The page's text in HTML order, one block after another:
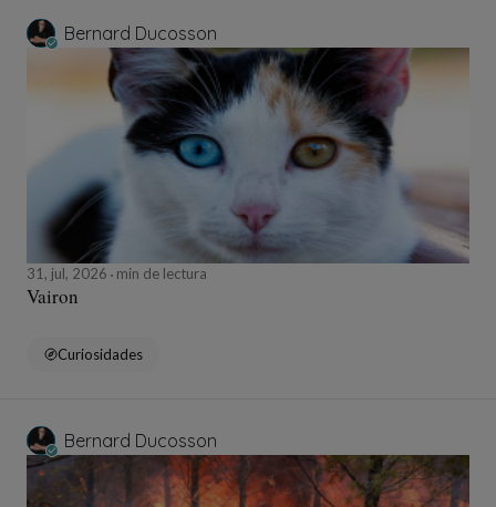
Bernard Ducosson
31, jul, 2026 min de lectura
Vairon
Curiosidades
Bernard Ducosson